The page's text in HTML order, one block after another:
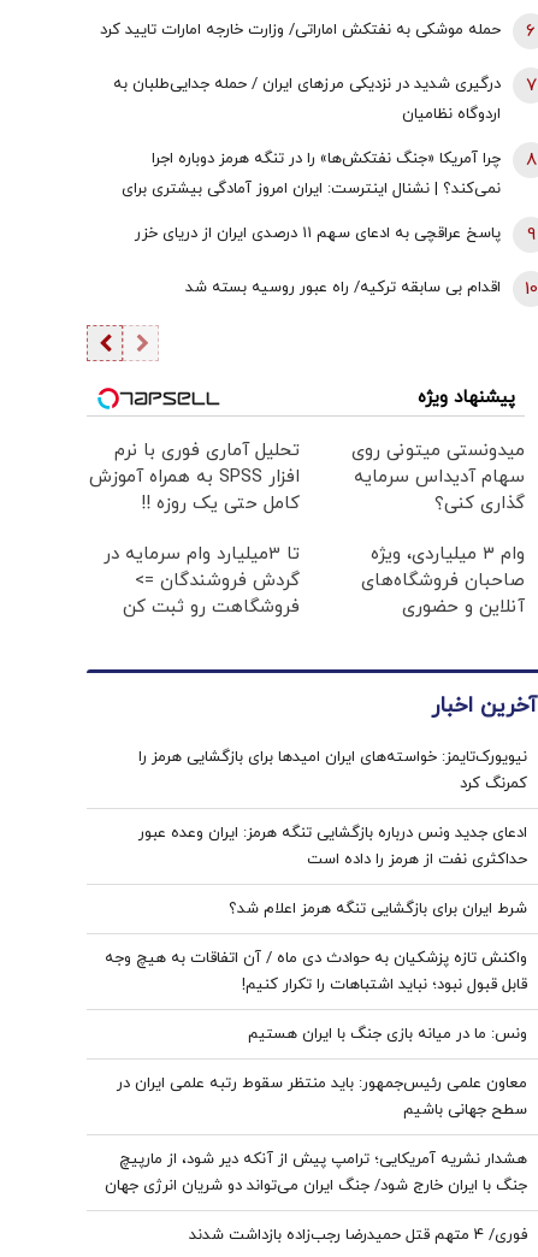
حمله موشکی به نفتکش اماراتی/ وزارت خارجه امارات تایید کرد 6
درگیری شدید در نزدیکی مرز‌های ایران / حمله جدایی‌طلبان به
اردوگاه نظامیان
7
چرا آمریکا «جنگ نفتکش‌ها» را در تنگه هرمز دوباره اجرا
نمی‌کند؟ | نشنال اینترست: ایران امروز آمادگی بیشتری برای
8
پاسخ عراقچی به ادعای سهم ۱۱ درصدی ایران از دریای خزر 9
اقدام بی سابقه ترکیه/ راه عبور روسیه بسته شد 10
پیشنهاد ویژه
میدونستی میتونی روی
سهام آدیداس سرمایه
گذاری کنی؟
تحلیل آماری فوری با نرم
افزار SPSS به همراه آموزش
کامل حتی یک روزه !!
وام ۳ میلیاردی، ویژه
صاحبان فروشگاه‌های
آنلاین و حضوری
تا 3میلیارد وام سرمایه در
گردش فروشندگان =>
فروشگاهت رو ثبت کن
آخرین اخبار
نیویورک‌تایمز: خواسته‌های ایران امیدها برای بازگشایی هرمز را
کمرنگ کرد
ادعای جدید ونس درباره بازگشایی تنگه هرمز: ایران وعده عبور
حداکثری نفت از هرمز را داده است
شرط ایران برای بازگشایی تنگه هرمز اعلام شد؟
واکنش تازه پزشکیان به حوادث دی ماه / آن اتفاقات به هیچ وجه
قابل قبول نبود؛ نباید اشتباهات را تکرار کنیم!
ونس: ما در میانه بازی جنگ با ایران هستیم
معاون علمی رئیس‌جمهور: باید منتظر سقوط رتبه علمی ایران در
سطح جهانی باشیم
هشدار نشریه آمریکایی؛ ترامپ پیش از آنکه دیر شود، از مارپیچ
جنگ با ایران خارج شود/ جنگ ایران می‌تواند دو شریان انرژی جهان
را به خطر بیندازد
فوری/ ۴ متهم قتل حمیدرضا رجب‌زاده بازداشت شدند